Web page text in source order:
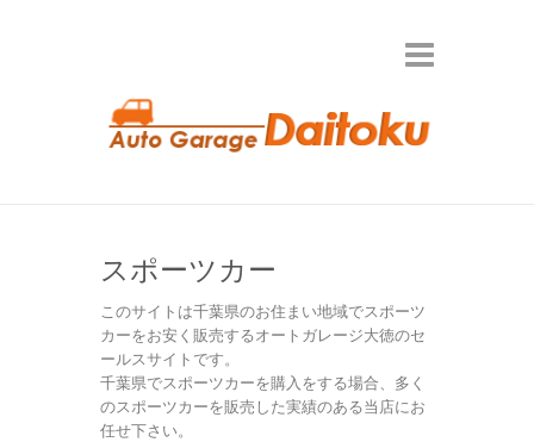
スポーツカー
このサイトは千葉県のお住まい地域でスポーツ
カーをお安く販売するオートガレージ大徳のセ
ールスサイトです。
千葉県でスポーツカーを購入をする場合、多く
のスポーツカーを販売した実績のある当店にお
任せ下さい。